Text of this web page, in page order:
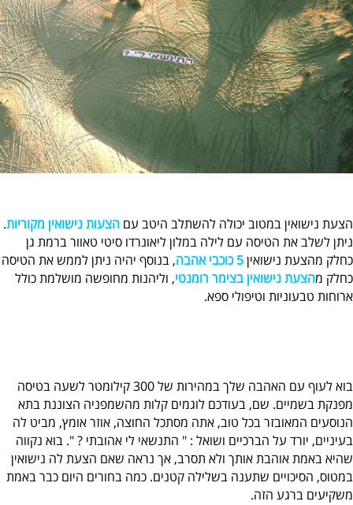
הצעת נישואין במטוב יכולה להשתלב היטב עם הצעות נישואין מקוריות.
ניתן לשלב את הטיסה עם לילה במלון ליאונרדו סיטי טאוור ברמת גן
כחלק מהצעת נישואין5 כוכבי אהבה
, בנוסף יהיה ניתן לממש את הטיסה
כחלק מהצעת נישואין בצימר רומנטי, וליהנות מחופשה מושלמת כולל
ארוחות טבעוניות וטיפולי ספא.
בוא לעוף עם האהבה שלך במהירות של 300 קילומטר לשעה בטיסה
מפנקת בשמיים. שם, בעודכם לוגמים קלות מהשמפניה הצוננת בתא
הנוסעים המאובזר בכל טוב, אתה מסתכל החוצה, אוזר אומץ, מביט לה
בעיניים, יורד על הברכיים ושואל : " התנשאי לי אהובתי ? ". בוא נקווה
שהיא באמת אוהבת אותך ולא תסרב, אך נראה שאם הצעת לה נישואין
במטוס, הסיכויים שתענה בשלילה קטנים. כמה בחורים היום כבר באמת
משקיעים ברגע הזה.